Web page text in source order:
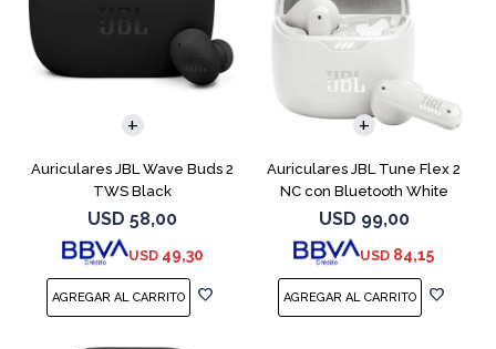
Auriculares JBL Wave Buds 2
TWS Black
USD 58,00
USD 49,30
Auriculares JBL Tune Flex 2
NC con Bluetooth White
USD 99,00
USD 84,15